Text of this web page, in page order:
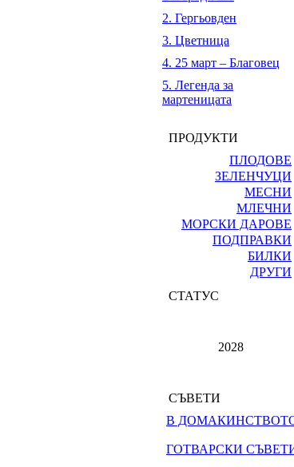
2. Гергьовден
3. Цветница
4. 25 март – Благовец
5. Легенда за
мартеницата
ПРОДУКТИ
ПЛОДОВЕ
ЗЕЛЕНЧУЦИ
МЕСНИ
МЛЕЧНИ
МОРСКИ ДАРОВЕ
ПОДПРАВКИ
БИЛКИ
ДРУГИ
СТАТУС
2028
СЪВЕТИ
В
ГОТВАРСКИ